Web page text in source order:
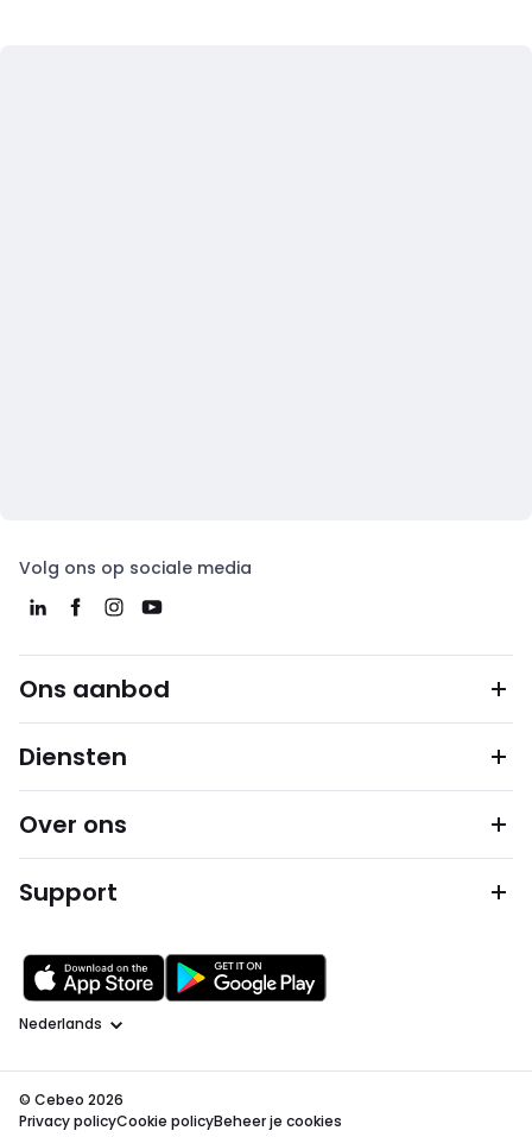
Volg ons op sociale media
Ons aanbod
Diensten
Over ons
Support
Taal
© Cebeo 2026
Privacy policyCookie policyBeheer je cookies